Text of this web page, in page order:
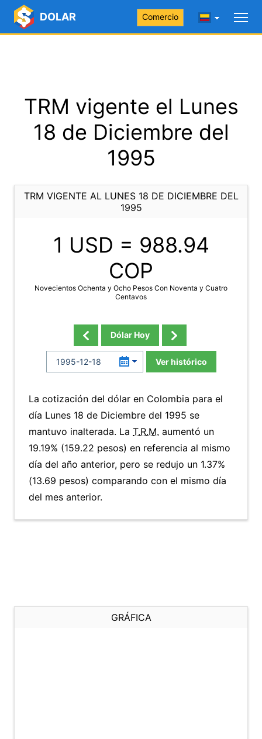
DOLAR Comercio
TRM vigente el Lunes
18 de Diciembre del
1995
TRM VIGENTE AL LUNES 18 DE DICIEMBRE DEL
1995
1 USD = 988.94
COP
Novecientos Ochenta y Ocho Pesos Con Noventa y Cuatro
Centavos
Dólar Hoy
Ver histórico
La cotización del dólar en Colombia para el
día Lunes 18 de Diciembre del 1995 se
mantuvo inalterada. La T.R.M. aumentó un
19.19% (159.22 pesos) en referencia al mismo
día del año anterior, pero se redujo un 1.37%
(13.69 pesos) comparando con el mismo día
del mes anterior.
GRÁFICA